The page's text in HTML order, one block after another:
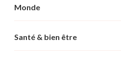
Monde
Santé & bien être